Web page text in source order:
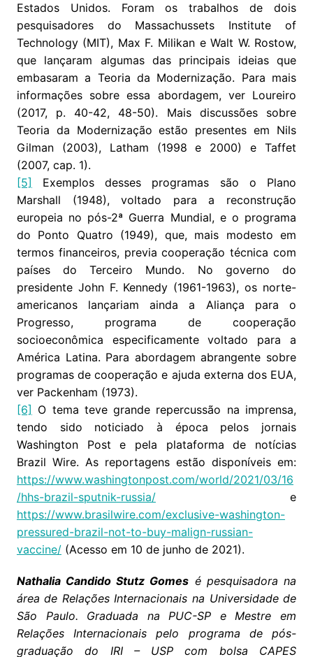
Estados Unidos. Foram os trabalhos de dois
pesquisadores do Massachussets Institute of
Technology (MIT), Max F. Milikan e Walt W. Rostow,
que lançaram algumas das principais ideias que
embasaram a Teoria da Modernização. Para mais
informações sobre essa abordagem, ver Loureiro
(2017, p. 40-42, 48-50). Mais discussões sobre
Teoria da Modernização estão presentes em Nils
Gilman (2003), Latham (1998 e 2000) e Taffet
(2007, cap. 1).
[5]
Exemplos desses programas são o Plano
Marshall (1948), voltado para a reconstrução
europeia no pós-2ª Guerra Mundial, e o programa
do Ponto Quatro (1949), que, mais modesto em
termos financeiros, previa cooperação técnica com
países do Terceiro Mundo. No governo do
presidente John F. Kennedy (1961-1963), os norte-
americanos lançariam ainda a Aliança para o
Progresso, programa de cooperação
socioeconômica especificamente voltado para a
América Latina. Para abordagem abrangente sobre
programas de cooperação e ajuda externa dos EUA,
ver Packenham (1973).
[6] O tema teve grande repercussão na imprensa,
tendo sido noticiado à época pelos jornais
Washington Post e pela plataforma de notícias
Brazil Wire. As reportagens estão disponíveis em:
https://www.washingtonpost.com/world/2021/03/16
/hhs-brazil-sputnik-russia/e
https://www.brasilwire.com/exclusive-washington-
pressured-brazil-not-to-buy-malign-russian-
vaccine/(Acesso em 10 de junho de 2021).
Nathalia Candido Stutz Gomes é pesquisadora na
área de Relações Internacionais na Universidade de
São Paulo. Graduada na PUC-SP e Mestre em
Relações Internacionais pelo programa de pós-
graduação do IRI – USP com bolsa CAPES